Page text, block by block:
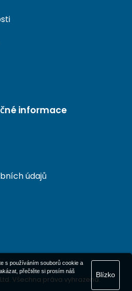
informace
údajů
Všechna práva vyhrazena.
s používáním souborů cookie a
přečtěte si prosím náš
Blízko